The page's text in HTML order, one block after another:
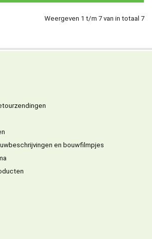
Weergeven 1 t/m 7 van in totaal 7
en bouwfilmpjes